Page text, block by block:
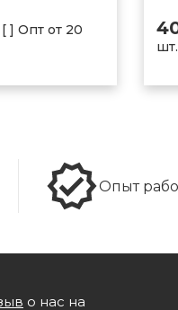
[ ] Опт от 20
шт.
Опыт
о нас на